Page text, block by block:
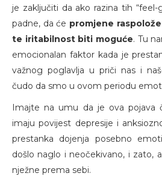
je zaključiti da ako razina tih
padne, da će promjene
te iritabilnost biti moguće. Tu
emocionalan faktor kada je
važnog poglavlja u priči nas i
čudo da smo u ovom periodu
Imajte na umu da je ova pojava
imaju povijest depresije i
prestanka dojenja posebno
došlo naglo i neočekivano, i zato,
nježne prema sebi.